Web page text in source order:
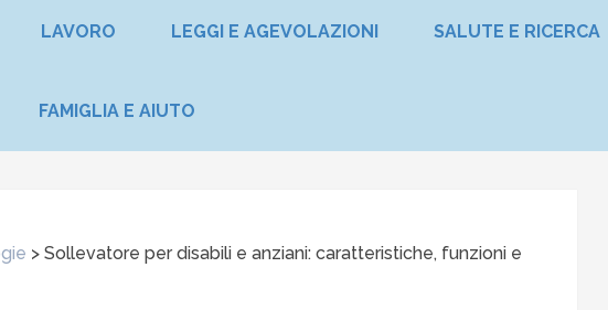
LAVORO LEGGI E AGEVOLAZIONI SALUTE E RICERCA
FAMIGLIA E AIUTO
>Sollevatore per disabili e anziani: caratteristiche, funzioni e